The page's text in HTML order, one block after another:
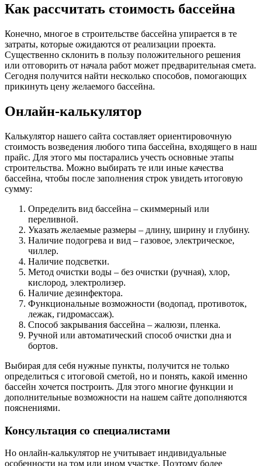
Как рассчитать стоимость бассейна
Конечно, многое в строительстве бассейна упирается в те
затраты, которые ожидаются от реализации проекта.
Существенно склонить в пользу положительного решения
или отговорить от начала работ может предварительная смета.
Сегодня получится найти несколько способов, помогающих
прикинуть цену желаемого бассейна.
Онлайн-калькулятор
Калькулятор нашего сайта составляет ориентировочную
стоимость возведения любого типа бассейна, входящего в наш
прайс. Для этого мы постарались учесть основные этапы
строительства. Можно выбирать те или иные качества
бассейна, чтобы после заполнения строк увидеть итоговую
сумму:
Определить вид бассейна – скиммерный или
переливной.
Указать желаемые размеры – длину, ширину и глубину.
Наличие подогрева и вид – газовое, электрическое,
чиллер.
Наличие подсветки.
Метод очистки воды – без очистки (ручная), хлор,
кислород, электролизер.
Наличие дезинфектора.
Функциональные возможности (водопад, противоток,
лежак, гидромассаж).
Способ закрывания бассейна – жалюзи, пленка.
Ручной или автоматический способ очистки дна и
бортов.
Выбирая для себя нужные пункты, получится не только
определиться с итоговой сметой, но и понять, какой именно
бассейн хочется построить. Для этого многие функции и
дополнительные возможности на нашем сайте дополняются
пояснениями.
Консультация со специалистами
Но онлайн-калькулятор не учитывает индивидуальные
особенности на том или ином участке. Поэтому более